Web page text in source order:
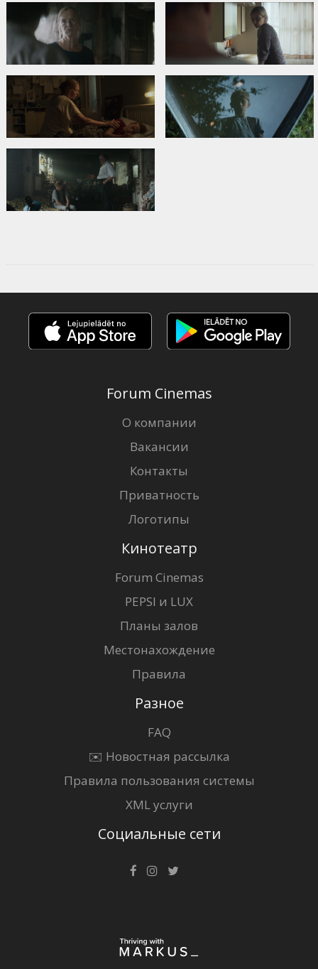
Forum Cinemas
О компании
Вакансии
Контакты
Приватность
Логотипы
Кинотеатр
Forum Cinemas
PEPSI и LUX
Планы залов
Местонахождение
Правила
Разное
FAQ
✉️ Новостная рассылка
Правила пользования системы
XML услуги
Социальные сети